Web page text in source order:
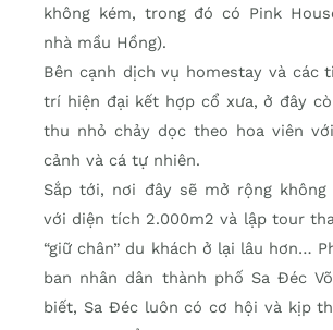
không kém, trong đó có Pink
nhà mầu Hồng).
Bên cạnh dịch vụ homestay và các
trí hiện đại kết hợp cổ xưa, ở đây
thu nhỏ chảy dọc theo hoa viên
cảnh và cá tự nhiên.
Sắp tới, nơi đây sẽ mở rộng
với diện tích 2.000m2 và lập tour
“giữ chân” du khách ở lại lâu hơn…
ban nhân dân thành phố Sa Đéc
biết, Sa Đéc luôn có cơ hội và kịp